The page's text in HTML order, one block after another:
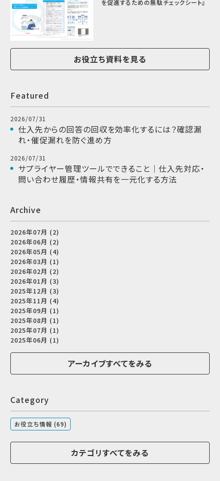
を促進するための無駄チェックシート』
お役立ち資料を見る
Featured
2026/07/31
仕入先からの回答の回収を効率化するには？確認漏
れ・催促漏れを防ぐ進め方
2026/07/31
サプライヤー管理ツールでできること｜仕入先対応・
問い合わせ履歴・情報共有を一元化する方法
Archive
2026年07月 (2)
2026年06月 (2)
2026年05月 (4)
2026年03月 (1)
2026年02月 (2)
2026年01月 (3)
2025年12月 (3)
2025年11月 (4)
2025年09月 (1)
2025年08月 (1)
2025年07月 (1)
2025年06月 (1)
アーカイブすべてをみる
Category
お役立ち情報 (69)
カテゴリすべてをみる